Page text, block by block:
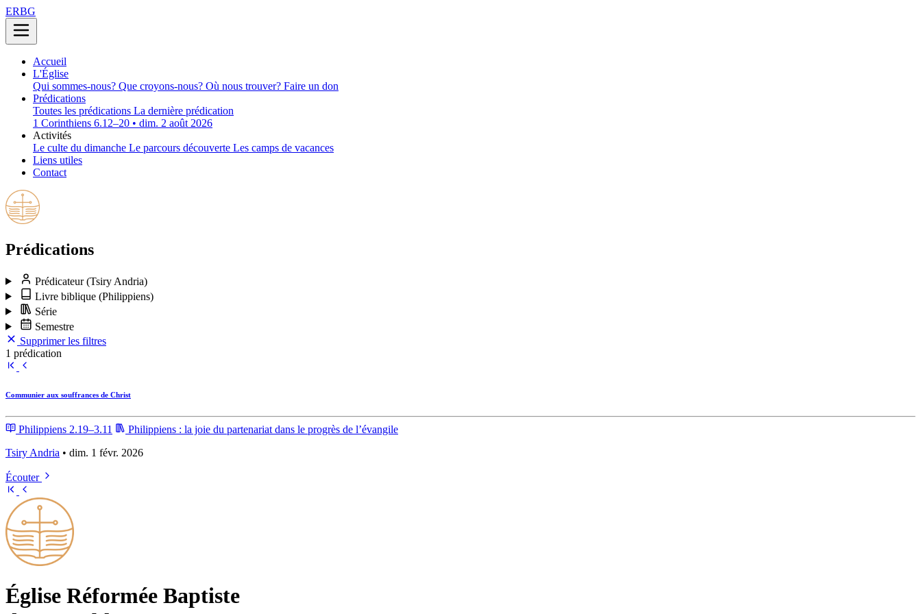
ERBG
Accueil
L'Église
Qui sommes-nous? Que croyons-nous? Où nous trouver? Faire un don
Prédications
Toutes les prédications La dernière prédication
1 Corinthiens 6.12–20 • dim. 2 août 2026
Activités
Le culte du dimanche Le parcours découverte Les camps de vacances
Liens utiles
Contact
Prédications
Prédicateur(Tsiry Andria)
Livre biblique (Philippiens)
Série
Semestre
Supprimer les filtres
1 prédication
Communier aux souffrances de Christ
Philippiens 2.19–3.11
Philippiens : la joie du partenariat dans le progrès de l’évangile
Tsiry Andria • dim. 1 févr. 2026
Écouter
Église Ré­for­mée Bap­tiste